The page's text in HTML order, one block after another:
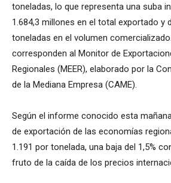
toneladas, lo que representa una suba
1.684,3 millones en el total exportado y
toneladas en el volumen
corresponden al Monitor de
Regionales (MEER), elaborado por la
de la Mediana Empresa (CAME).
Según el informe conocido esta
de exportación de las economías
1.191 por tonelada, una baja del 1,5%
fruto de la caída de los precios